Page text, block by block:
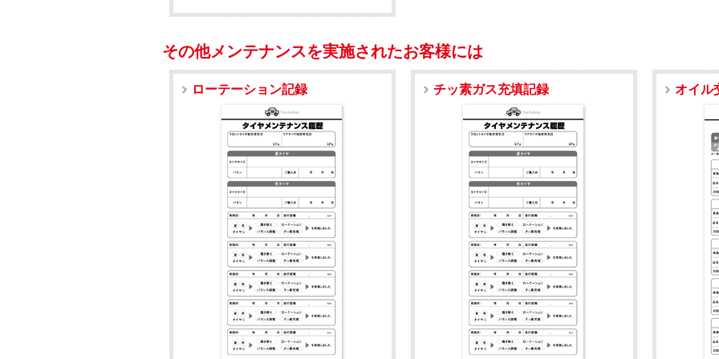
その他メンテナンスを実施されたお客様には
ローテーション記録 チッ素ガス充填記録 オイル